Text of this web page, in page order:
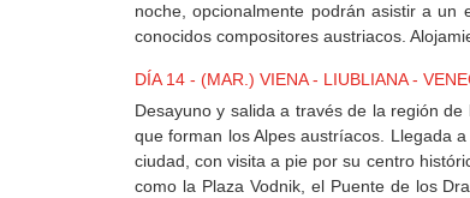
noche, opcionalmente podrán asistir a un
conocidos compositores austriacos.
DÍA 14 - (MAR.) VIENA - LIUBLIANA -
Desayuno y salida a través de la región
que forman los Alpes austríacos. Llegada
ciudad, con visita a pie por su centro
como la Plaza Vodnik, el Puente de los